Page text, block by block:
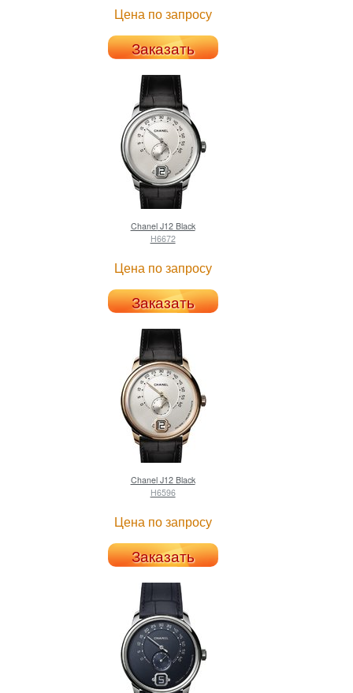
Цена по запросу
Заказать
ChanelJ12 Black
H6672
Цена по запросу
Заказать
ChanelJ12 Black
H6596
Цена по запросу
Заказать